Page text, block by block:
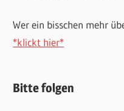
Wer ein bisschen mehr
*klickt hier*
Bitte folgen